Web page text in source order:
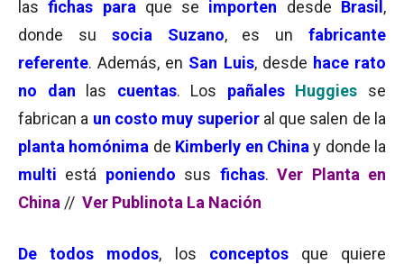
lasfichas para que se importen desde Brasil ,
donde su socia Suzano, es un fabricante
referente. Además, en San Luis, desde hace rato
no dan
las cuentas. Los pañales Huggies
se
fabrican a un costo muy superioral que salen de la
planta homónima de Kimberly en China y donde la
multi está poniendo sus fichas.Ver Planta en
China // Ver Publinota La Nación
De todos modos, los conceptos
que quiere